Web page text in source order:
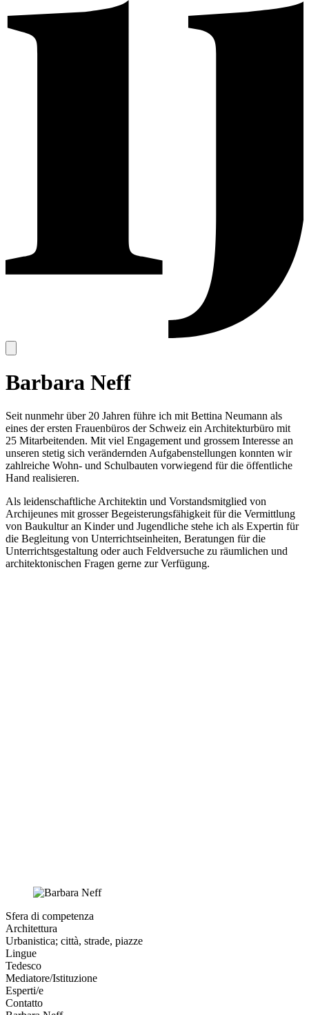
Barbara Neff
Seit nunmehr über 20 Jahren führe ich mit Bettina Neumann als
eines der ersten Frauenbüros der Schweiz ein Architekturbüro mit
25 Mitarbeitenden. Mit viel Engagement und grossem Interesse an
unseren stetig sich verändernden Aufgabenstellungen konnten wir
zahlreiche Wohn- und Schulbauten vorwiegend für die öffentliche
Hand realisieren.
Als leidenschaftliche Architektin und Vorstandsmitglied von
Archijeunes mit grosser Begeisterungsfähigkeit für die Vermittlung
von Baukultur an Kinder und Jugendliche stehe ich als Expertin für
die Begleitung von Unterrichtseinheiten, Beratungen für die
Unterrichtsgestaltung oder auch Feldversuche zu räumlichen und
architektonischen Fragen gerne zur Verfügung.
Sfera di competenza
Architettura
Urbanistica; città, strade, piazze
Lingue
Tedesco
Mediatore/Istituzione
Esperti/e
Contatto